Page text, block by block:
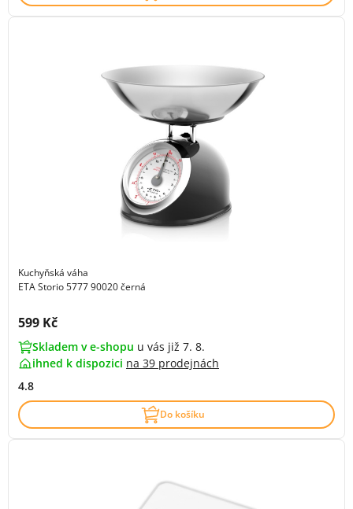
Kuchyňská váha
ETA Storio 5777 90020 černá
Cena s DPH:
599 Kč
Skladem v e-shopu u vás již 7. 8.
ihned k dispozici na 39 prodejnách
4.8
Do košíku